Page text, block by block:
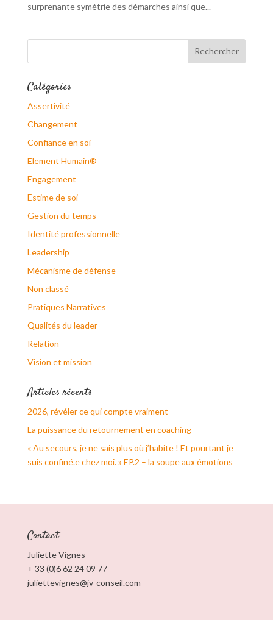
surprenante symétrie des démarches ainsi que...
Catégories
Assertivité
Changement
Confiance en soi
Element Humain®
Engagement
Estime de soi
Gestion du temps
Identité professionnelle
Leadership
Mécanisme de défense
Non classé
Pratiques Narratives
Qualités du leader
Relation
Vision et mission
Articles récents
2026, révéler ce qui compte vraiment
La puissance du retournement en coaching
« Au secours, je ne sais plus où j’habite ! Et pourtant je
suis confiné.e chez moi. » EP.2 – la soupe aux émotions
Contact
Juliette Vignes
+ 33 (0)6 62 24 09 77
juliettevignes@jv-conseil.com